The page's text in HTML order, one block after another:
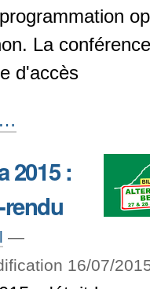
La
d'accès
2015 :
—
16/07/